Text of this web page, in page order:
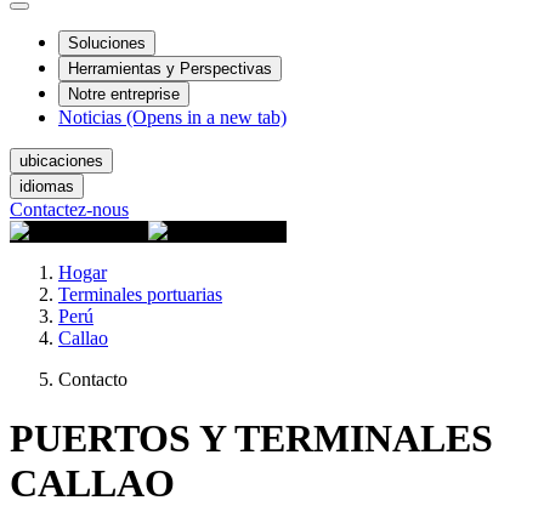
Soluciones
Herramientas y Perspectivas
Notre entreprise
Noticias (Opens in a new tab)
ubicaciones
idiomas
Contactez-nous
Hogar
Terminales portuarias
Perú
Callao
Contacto
PUERTOS Y TERMINALES
CALLAO